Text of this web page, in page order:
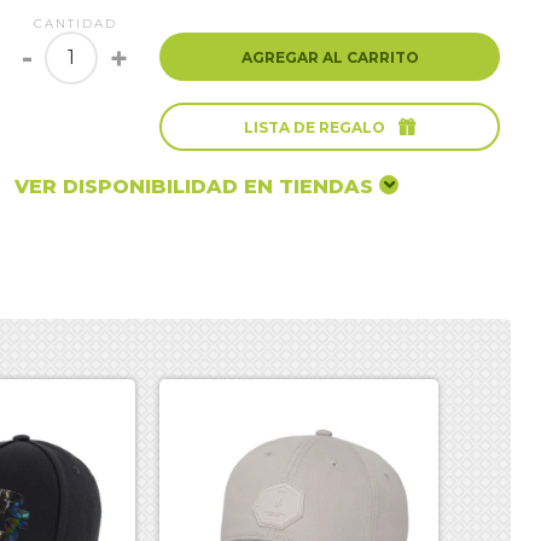
CANTIDAD
- + AGREGAR AL CARRITO
LISTA DE REGALO 
VER DISPONIBILIDAD EN TIENDAS